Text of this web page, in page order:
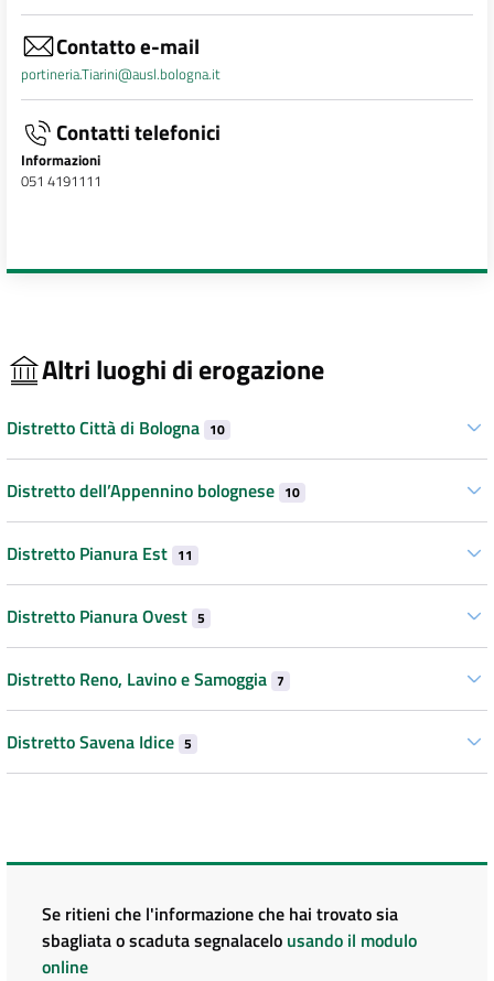
Contatto e-mail
portineria.Tiarini@ausl.bologna.it
Contatti telefonici
Informazioni
051 4191111
Altri luoghi di erogazione
Distretto Città di Bologna 10
Distretto dell’Appennino bolognese 10
Distretto Pianura Est 11
Distretto Pianura Ovest 5
Distretto Reno, Lavino e Samoggia 7
Distretto Savena Idice 5
Se ritieni che l'informazione che hai trovato sia
sbagliata o scaduta segnalacelo usando il modulo
online